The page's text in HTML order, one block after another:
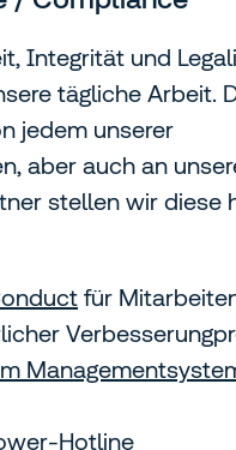
Integrität und
tägliche Arbeit.
jedem unserer
aber auch an
stellen wir diese
für
Hotline